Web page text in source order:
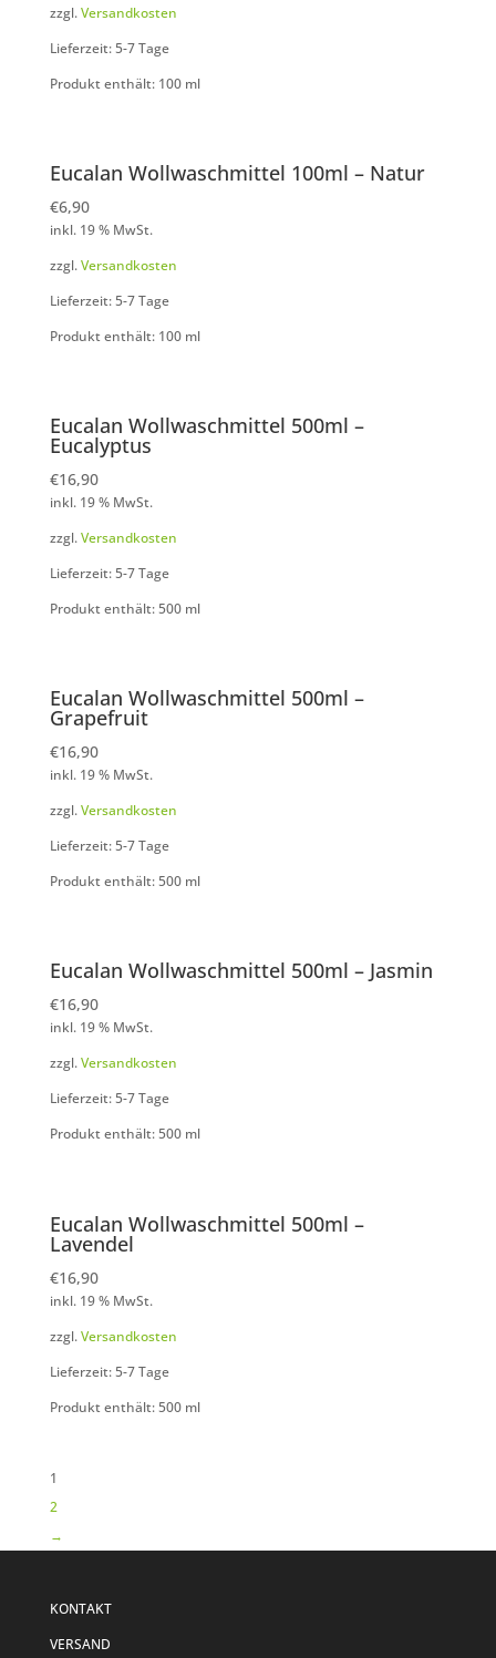
zzgl.Versandkosten
Lieferzeit: 5-7 Tage
Produkt enthält: 100 ml
Eucalan Wollwaschmittel 100ml – Natur
€6,90
inkl. 19 % MwSt.
zzgl.Versandkosten
Lieferzeit: 5-7 Tage
Produkt enthält: 100 ml
Eucalan Wollwaschmittel 500ml –
Eucalyptus
€16,90
inkl. 19 % MwSt.
zzgl.Versandkosten
Lieferzeit: 5-7 Tage
Produkt enthält: 500 ml
Eucalan Wollwaschmittel 500ml –
Grapefruit
€16,90
inkl. 19 % MwSt.
zzgl.Versandkosten
Lieferzeit: 5-7 Tage
Produkt enthält: 500 ml
Eucalan Wollwaschmittel 500ml – Jasmin
€16,90
inkl. 19 % MwSt.
zzgl.Versandkosten
Lieferzeit: 5-7 Tage
Produkt enthält: 500 ml
Eucalan Wollwaschmittel 500ml –
Lavendel
€16,90
inkl. 19 % MwSt.
zzgl.Versandkosten
Lieferzeit: 5-7 Tage
Produkt enthält: 500 ml
1
2
→
KONTAKT
VERSAND